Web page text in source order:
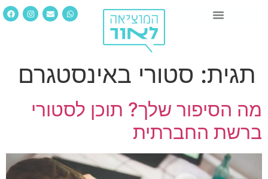
תגית: סטורי באינסטגרם
מה הסיפור שלך? תוכן לסטורי
ברשת החברתית